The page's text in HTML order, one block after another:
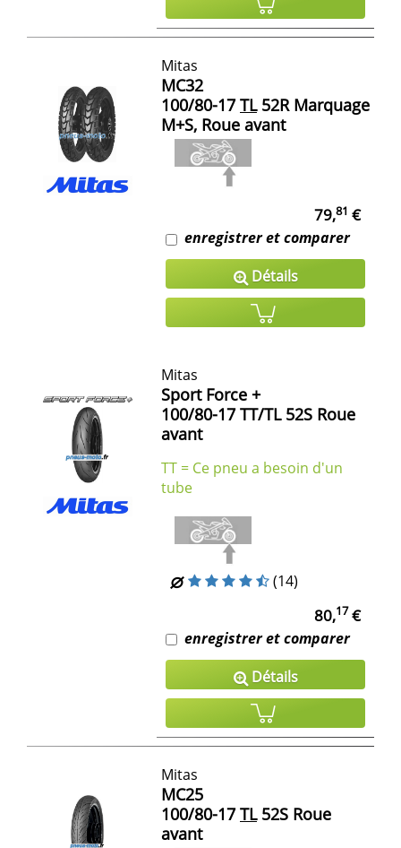
Mitas
MC32
100/80-17 TL52R Marquage
M+S, Roue avant
79,81 €
enregistrer et comparer
Détails
Mitas
Sport Force +
100/80-17 TT/TL 52S Roue
avant
TT = Ce pneu a besoin d'un
tube
(14)
80,17 €
enregistrer et comparer
Détails
Mitas
MC25
100/80-17 TL52S Roue
avant